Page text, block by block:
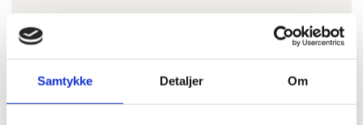
Samtykke Detaljer Om
Hjerte fylt «Sommer og
markblomster» str. S (45 cm)